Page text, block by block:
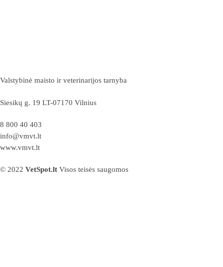
Valstybinė maisto ir veterinarijos tarnyba
Siesikų g. 19 LT-07170 Vilnius
8 800 40 403
info@vmvt.lt
www.vmvt.lt
© 2022 VetSpot.lt Visos teisės saugomos